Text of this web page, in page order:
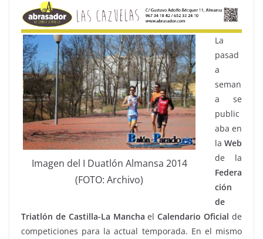
Imagen del I Duatlón Almansa 2014
(FOTO: Archivo)
La
pasad
a
seman
a se
public
aba en
la Web
de la
Federa
ción
de
Triatlón de Castilla-La Mancha elCalendario Oficial de
competiciones para la actual temporada. En el mismo